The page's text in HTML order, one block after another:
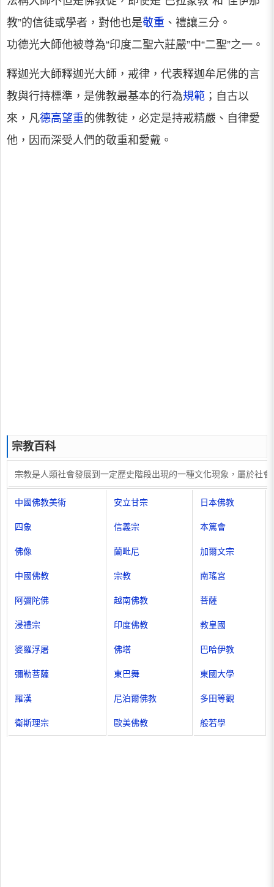
教”的信徒或學者，對他也是敬重 、禮讓三分。
功德光大師他被尊為“印度二聖六莊嚴”中“二聖”之一。
釋迦光大師釋迦光大師，戒律，代表釋迦牟尼佛的言
教與行持標準，是佛教最基本的行為規範 ；自古以
來，凡德高望重的佛教徒，必定是持戒精嚴、自律愛
他，因而深受人們的敬重和愛戴。
宗教百科
宗教是人類社會發展到一定歷史階段出現的一種文化現象，屬於社
中國佛教美術
四象
佛像
中國佛教
阿彌陀佛
浸禮宗
婆羅浮屠
彌勒菩薩
羅漢
衛斯理宗
安立甘宗
信義宗
蘭毗尼
宗教
越南佛教
印度佛教
佛塔
東巴舞
尼泊爾佛教
歐美佛教
日本佛教
本篤會
加爾文宗
南瑤宮
菩薩
教皇國
巴哈伊教
東國大學
多田等觀
般若學